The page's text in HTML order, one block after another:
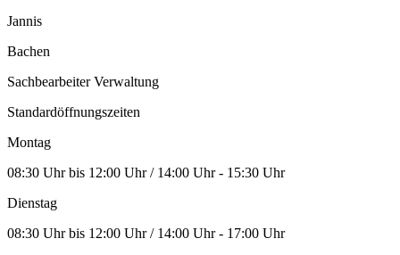
Jannis
Bachen
Sachbearbeiter Verwaltung
Standardöffnungszeiten
Montag
08:30 Uhr bis 12:00 Uhr / 14:00 Uhr - 15:30 Uhr
Dienstag
08:30 Uhr bis 12:00 Uhr / 14:00 Uhr - 17:00 Uhr